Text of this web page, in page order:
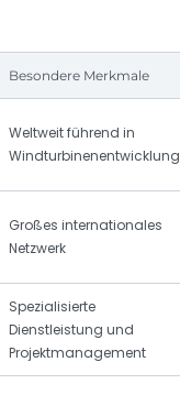
Besondere Merkmale
Weltweit führend in
Windturbinenentwicklung
Großes internationales
Netzwerk
Spezialisierte
Dienstleistung und
Projektmanagement